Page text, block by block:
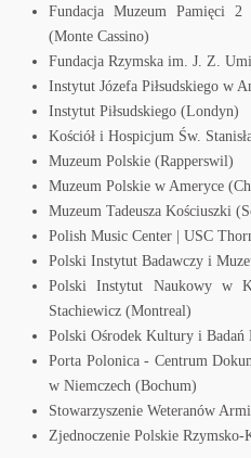
Fundacja Muzeum Pamięci 2
(Monte Cassino)
Fundacja Rzymska im. J. Z.
Instytut Józefa Piłsudskiego w
Instytut Piłsudskiego (Londyn)
Kościół i Hospicjum Św.
Muzeum Polskie (Rapperswil)
Muzeum Polskie w Ameryce
Muzeum Tadeusza Kościuszki
Polish Music Center | USC
Polski Instytut Badawczy i
Polski Instytut Naukowy w
Stachiewicz (Montreal)
Polski Ośrodek Kultury i Badań
Porta Polonica - Centrum
w Niemczech (Bochum)
Stowarzyszenie Weteranów
Zjednoczenie Polskie